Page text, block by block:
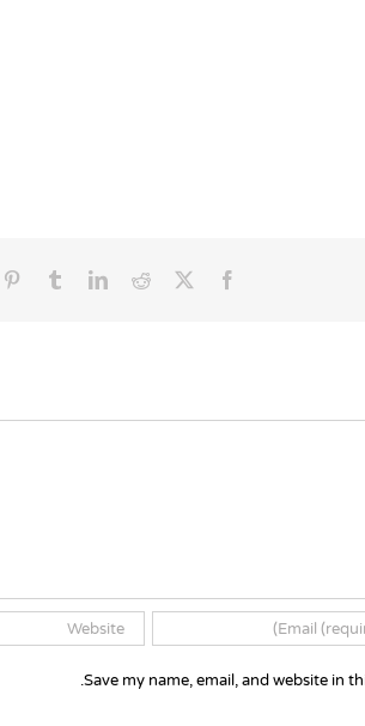
Facebook
X
Reddit
LinkedIn
Tumblr
Save my name, email, and website in